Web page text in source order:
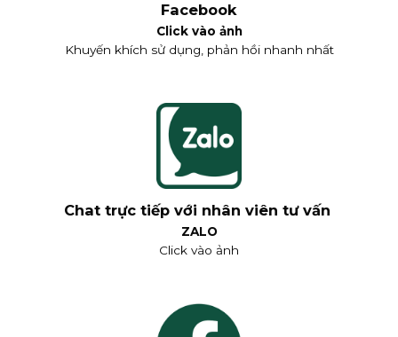
Facebook
Click vào ảnh
Khuyến khích sử dụng, phản hồi nhanh nhất
Chat trực tiếp với nhân viên tư vấn
ZALO
Click vào ảnh